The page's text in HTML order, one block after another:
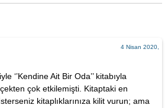
4 Nisan 2020,
‘’Kendine Ait Bir Oda’’ kitabıyla
çok etkilemişti. Kitaptaki en
kitaplıklarınıza kilit vurun; ama